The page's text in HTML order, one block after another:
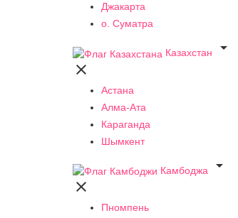
Джакарта
о. Суматра
Казахстан


Астана
Алма-Ата
Караганда
Шымкент
Камбоджа


Пномпень